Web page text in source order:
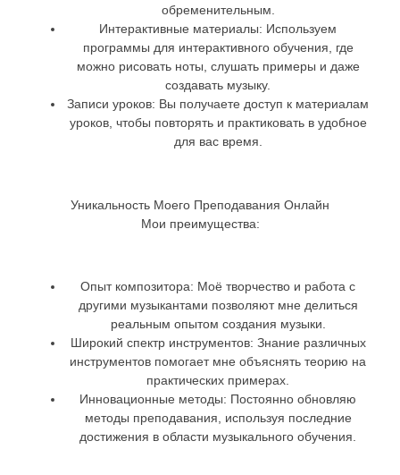
обременительным.
Интерактивные материалы: Используем
программы для интерактивного обучения, где
можно рисовать ноты, слушать примеры и даже
создавать музыку.
Записи уроков: Вы получаете доступ к материалам
уроков, чтобы повторять и практиковать в удобное
для вас время.
Уникальность Моего Преподавания Онлайн
Мои преимущества:
Опыт композитора: Моё творчество и работа с
другими музыкантами позволяют мне делиться
реальным опытом создания музыки.
Широкий спектр инструментов: Знание различных
инструментов помогает мне объяснять теорию на
практических примерах.
Инновационные методы: Постоянно обновляю
методы преподавания, используя последние
достижения в области музыкального обучения.